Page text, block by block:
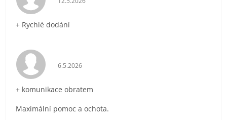
+ Rychlé dodání
Hodnocení obchodu je 5 z 5 hvězdiček.
6.5.2026
+ komunikace obratem
Maximální pomoc a ochota.